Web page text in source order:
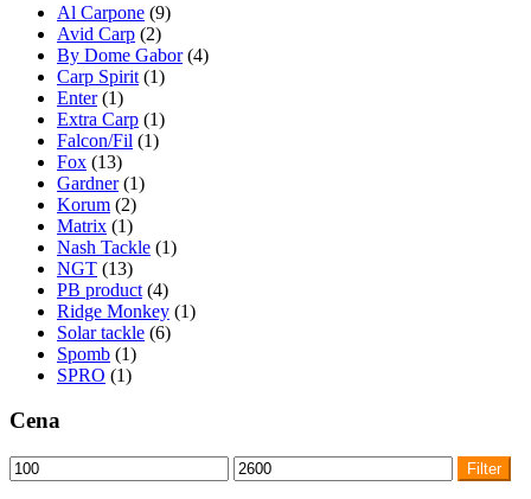
Al Carpone (9)
Avid Carp (2)
By Dome Gabor (4)
Carp Spirit (1)
Enter (1)
Extra Carp (1)
Falcon/Fil (1)
Fox (13)
Gardner (1)
Korum (2)
Matrix (1)
Nash Tackle (1)
NGT (13)
PB product (4)
Ridge Monkey (1)
Solar tackle (6)
Spomb (1)
SPRO (1)
Cena
Minimalna
cena
Maksimalna
cena
Filter